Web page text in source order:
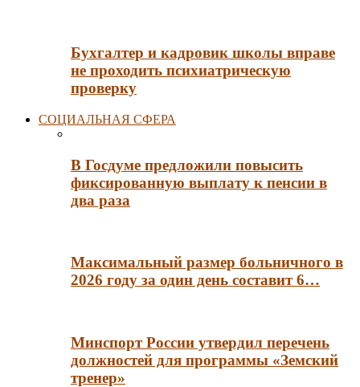
Бухгалтер и кадровик школы вправе
не проходить психиатрическую
проверку
СОЦИАЛЬНАЯ СФЕРА
В Госдуме предложили повысить
фиксированную выплату к пенсии в
два раза
Максимальный размер больничного в
2026 году за один день составит 6…
Минспорт России утвердил перечень
должностей для программы «Земский
тренер»